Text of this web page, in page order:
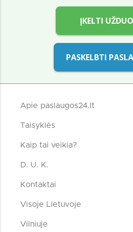
ĮKELTI
PASKELBTI
Apie paslaugos24.lt
Taisyklės
Kaip tai veikia?
D. U. K.
Kontaktai
Visoje Lietuvoje
Vilniuje